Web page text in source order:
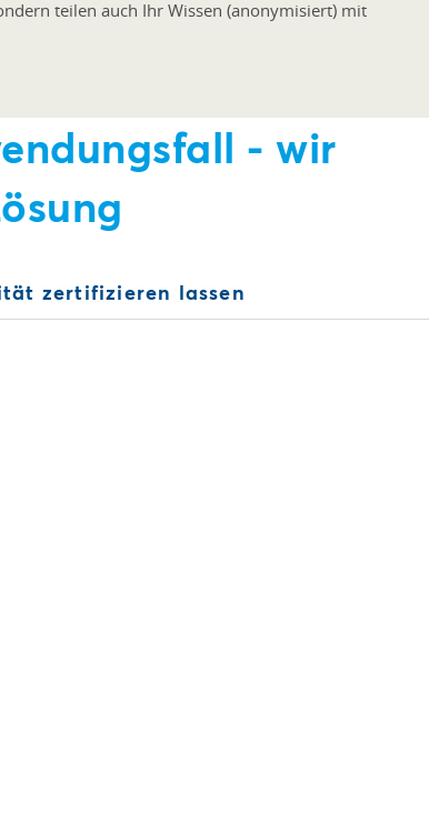
teilen auch Ihr Wissen (anonymisiert) mit
- wir
zertifizieren lassen